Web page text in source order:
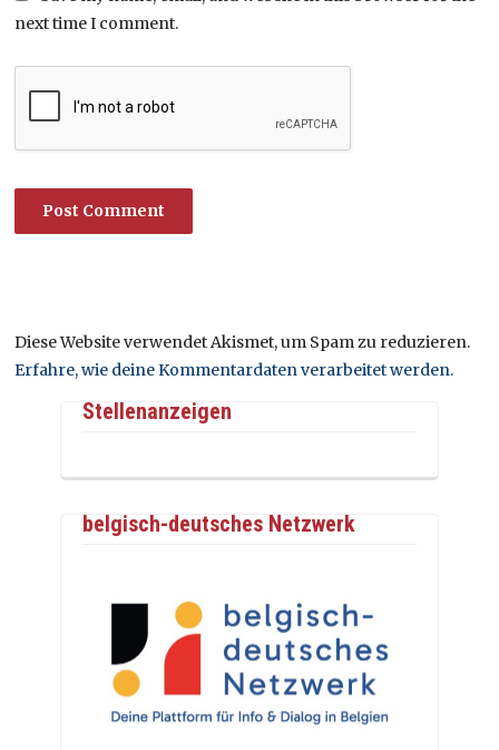
next time I comment.
Diese Website verwendet Akismet, um Spam zu reduzieren.
Erfahre, wie deine Kommentardaten verarbeitet werden.
Stellenanzeigen
belgisch-deutsches Netzwerk